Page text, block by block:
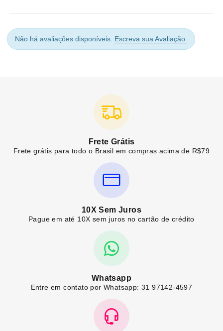
Não há avaliações disponíveis. Escreva sua Avaliação.
Frete Grátis
Frete grátis para todo o Brasil em compras acima de R$79
10X Sem Juros
Pague em até 10X sem juros no cartão de crédito
Whatsapp
Entre em contato por Whatsapp: 31 97142-4597